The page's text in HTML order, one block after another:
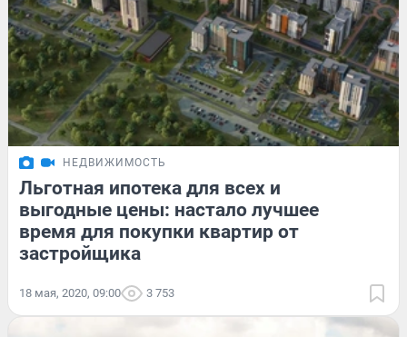
НЕДВИЖИМОСТЬ
Льготная ипотека для всех и
выгодные цены: настало лучшее
время для покупки квартир от
застройщика
18 мая, 2020, 09:00 3 753